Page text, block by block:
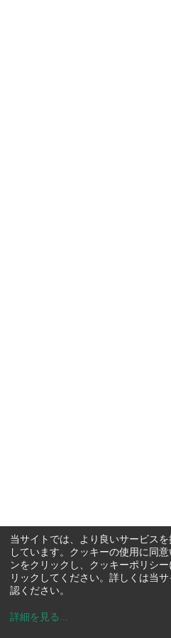
当サイトでは、より良いサービス
しています。クッキーの使用に同
ンをクリックし、クッキーポリシ
リックしてください。詳しくは当
認ください。
詳細を見る ...